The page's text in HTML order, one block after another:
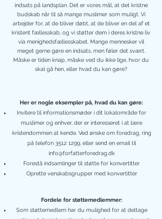
indsats på landsplan. Det er vores mål, at det kristne
budskab når til så mange muslimer som muligt. Vi
arbejder for, at de bliver døbt, at de bliver en del af et
kristent fællesskab, og vi støtter dem i deres kristne liv
via menighedsfællesskabet. Mange mennesker vil
meget gerne gøre en indsats, men føler det svært.
Måske er tiden knap, måske ved du ikke lige, hvor du
skal gå hen, eller hvad du kan gøre?
Her er nogle eksempler på, hvad du kan gøre:
Invitere til informationsmøder i dit lokalområde for
muslimer og enhver, der er interesseret i at lære
kristendommen at kende. Ved ønske om foredrag, ring
på telefon 3512 1299, eller send en email til
info@forfatterforedrag.dk
Forestå indsamlinger til støtte for konvertitter
Oprette venskabsgrupper med konvertitter
Fordele for støttemedlemmer:
Som støttemedlem har du mulighed for at deltage